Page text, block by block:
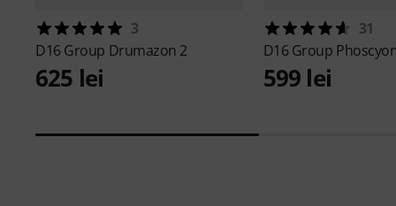
3
D16 Group Drumazon 2
625 lei
31
D16 Group
599 lei